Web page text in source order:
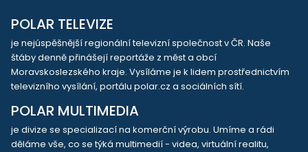
POLAR TELEVIZE
je nejúspěšnější regionální televizní společnost v ČR. Naše
štáby denně přinášejí reportáže z měst a obcí
Moravskoslezského kraje. Vysíláme je k lidem prostřednictvím
televizního vysílání, portálu polar.cz a sociálních sítí.
POLAR MULTIMEDIA
je divize se specializací na komerční výrobu. Umíme a rádi
děláme vše, co se týká multimedií - videa, virtuální realitu,